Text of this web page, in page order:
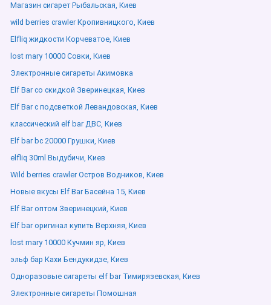
Магазин сигарет Рыбальская, Киев
wild berries crawler Кропивницкого, Киев
Elfliq жидкости Корчеватое, Киев
lost mary 10000 Совки, Киев
Электронные сигареты Акимовка
Elf Bar со скидкой Зверинецкая, Киев
Elf Bar с подсветкой Левандовская, Киев
классический elf bar ДВС, Киев
Elf bar bc 20000 Грушки, Киев
elfliq 30ml Выдубичи, Киев
Wild berries crawler Остров Водников, Киев
Новые вкусы Elf Bar Басейна 15, Киев
Elf Bar оптом Зверинецкий, Киев
Elf bar оригинал купить Верхняя, Киев
lost mary 10000 Кучмин яр, Киев
эльф бар Кахи Бендукидзе, Киев
Одноразовые сигареты elf bar Тимирязевская, Киев
Электронные сигареты Помошная